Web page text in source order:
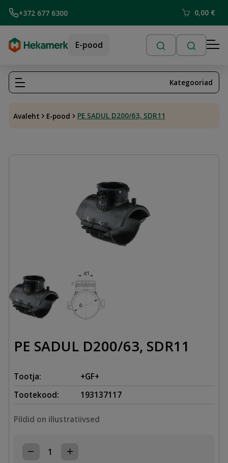
+372 677 6300 0,00 €
E-pood
Avaleht E-pood PE SADUL D200/63, SDR11
Kategooriad
PE SADUL D200/63, SDR11
Tootja:
+GF+
Tootekood:
193137117
Pildid on illustratiivsed
PE